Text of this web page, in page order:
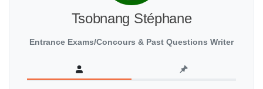
Tsobnang Stéphane
Entrance Exams/Concours & Past Questions Writer